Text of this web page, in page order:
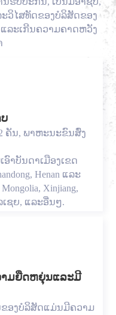
ວິ​ໄສ​ທັດ​ຂອງ​ບໍ​ລິ​ສັດ​ຂອງ​
ລະ​ເກີນ​ຄວາມ​ຄາດ​ຫວັງ​
ຄັນ, ພາຫະນະຂົນສົ່ງ
າ​ບັນດາ​ເມືອງ​ເຂດ​
Henan ​ແລະ
Xinjiang,
ເຊຍ, ​ແລະ​ອື່ນໆ.
າມຍືດຫຍຸ່ນແລະມີ
ອງບໍລິສັດແມ່ນມີຄວາມ